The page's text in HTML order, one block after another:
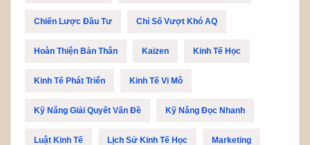
Chiến Lược Đầu Tư Chỉ Số Vượt Khó AQ
Hoàn Thiện Bản Thân Kaizen Kinh Tế Học
Kinh Tế Phát Triển Kinh Tế Vi Mô
Kỹ Năng Giải Quyết Vấn Đề Kỹ Năng Đọc Nhanh
Luật Kinh Tế Lịch Sử Kinh Tế Học Marketing